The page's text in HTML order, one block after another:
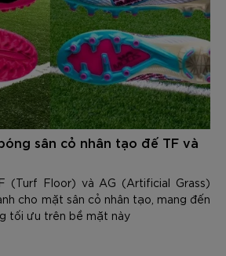
sân cỏ nhân tạo đế TF và
(Turf Floor) và AG (Artificial Grass)
cho mặt sân cỏ nhân tạo, mang đến
tối ưu trên bề mặt này